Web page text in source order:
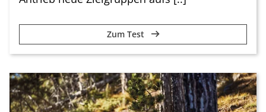
Zum Test